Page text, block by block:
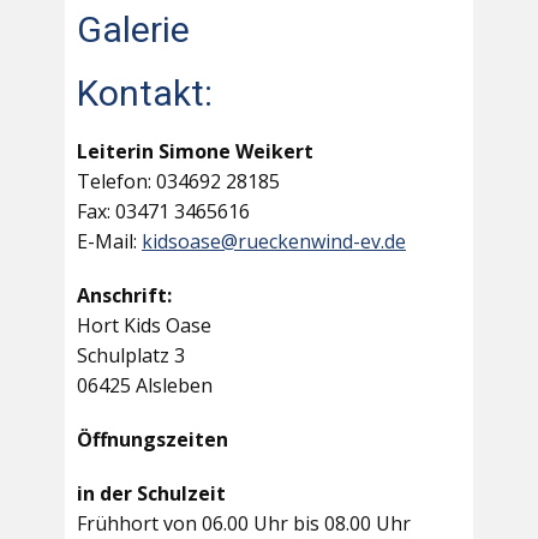
Galerie
Kontakt:
Leiterin Simone Weikert
Telefon: 034692 28185
Fax: 03471 3465616
E-Mail: kidsoase@rueckenwind-ev.de
Anschrift:
Hort Kids Oase
Schulplatz 3
06425 Alsleben
Öffnungszeiten
in der Schulzeit
Frühhort von 06.00 Uhr bis 08.00 Uhr